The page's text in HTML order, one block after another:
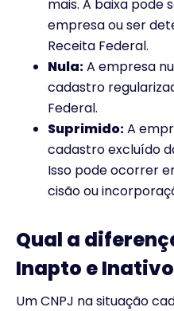
mais. A baixa pode
empresa ou ser
Receita Federal.
Nula:A empresa
cadastro
Federal.
Suprimido:A
cadastro excluído
Isso pode ocorrer
cisão ou
Qual a
Inapto e
Um CNPJ na situação